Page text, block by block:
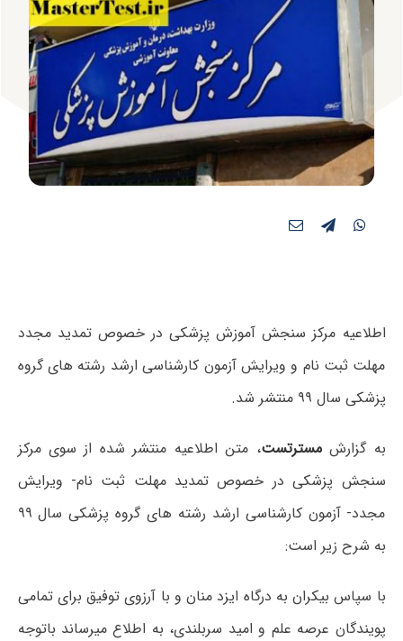
اطلاعیه مرکز سنجش آموزش پزشکی در خصوص تمدید مجدد
مهلت ثبت نام و ویرایش آزمون کارشناسی ارشد رشته های گروه
پزشکی سال ۹۹ منتشر شد.
به گزارشمسترتست، متن اطلاعیه منتشر شده از سوی مرکز
سنجش پزشکی در خصوص تمدید مهلت ثبت نام- ویرایش
مجدد- آزمون کارشناسی ارشد رشته های گروه پزشکی سال ۹۹
به شرح زیر است:
با سپاس بیکران به درگاه ایزد منان و با آرزوی توفیق برای تمامی
پویندگان عرصه علم و امید سربلندی، به اطلاع میرساند باتوجه